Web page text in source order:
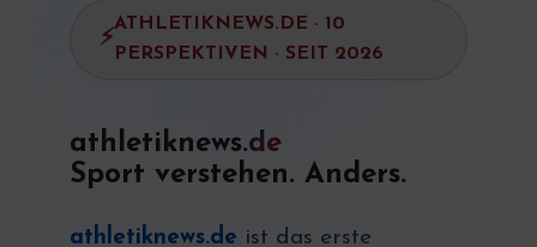
ATHLETIKNEWS.DE · 10
PERSPEKTIVEN · SEIT 2026
athletiknews.de
Sport verstehen. Anders.
athletiknews.de ist das erste